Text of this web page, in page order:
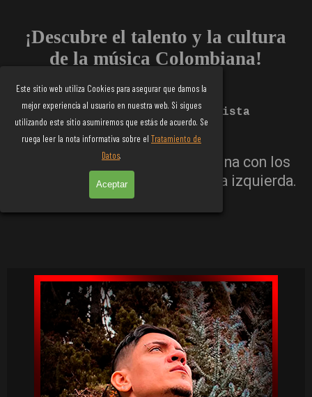
Este sitio web utiliza Cookies para asegurar que damos la
mejor experiencia al usuario en nuestra web. Si sigues
utilizando este sitio asumiremos que estás de acuerdo. Se
ruega leer la nota informativa sobre el Tratamiento de
Datos.
Aceptar
¡Descubre el talento y la cultura
de la música Colombiana!
#Tihan #Entrevista #Artista
Y NO Olvides compartir la Página con los
botones flotantes que están a la izquierda.